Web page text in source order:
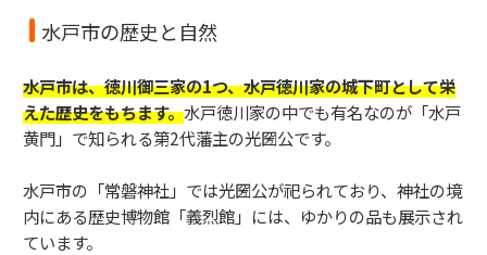
水戸市の歴史と自然
水戸市は、徳川御三家の1つ、水戸徳川家の城下町として栄
えた歴史をもちます。水戸徳川家の中でも有名なのが「水戸
黄門」で知られる第2代藩主の光圀公です。
水戸市の「常磐神社」では光圀公が祀られており、神社の境
内にある歴史博物館「義烈館」には、ゆかりの品も展示され
ています。